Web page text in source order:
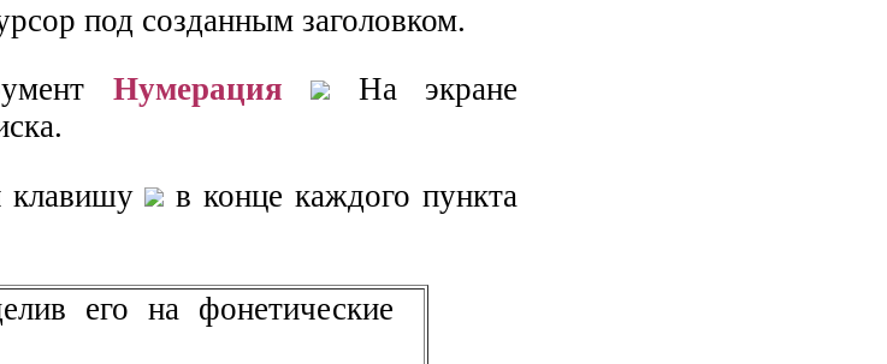
под созданным заголовком.
Нумерация
На экране
клавишу
в конце каждого пункта
его на фонетические